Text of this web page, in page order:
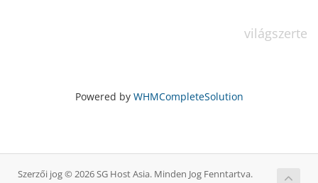
világszerte
Powered by WHMCompleteSolution
Szerzői jog © 2026 SG Host Asia. Minden Jog Fenntartva.